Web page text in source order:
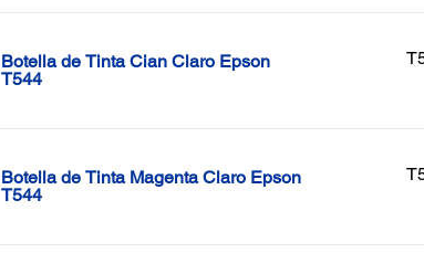
Botella de Tinta Cian Claro Epson
T544
Botella de Tinta Magenta Claro Epson
T544